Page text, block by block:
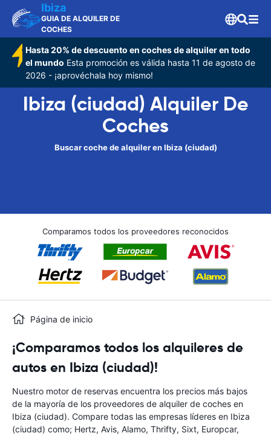
Ibiza
GUIA DE ALQUILER DE
COCHES
Hasta 20% de descuento en coches de alquiler en todo
el mundo Esta promoción es válida hasta 11 de agosto de
2026 - ¡aprovéchala hoy mismo!
Ibiza (ciudad) Alquiler De
Coches
Buscar coche de alquiler en Ibiza (ciudad)
Comparamos todos los proveedores reconocidos
Página de inicio
¡Comparamos todos los alquileres de
autos en Ibiza (ciudad)!
Nuestro motor de reservas encuentra los precios más bajos
de la mayoría de los proveedores de alquiler de coches en
Ibiza (ciudad). Compare todas las empresas líderes en Ibiza
(ciudad) como; Hertz, Avis, Alamo, Thrifty, Sixt, Europcar,